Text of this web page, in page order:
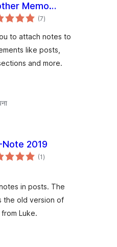
Memo
(7एकूण
मूल्यांकन
)
to attach notes to
like posts,
and more.
Note 2019
(1एकूण
मूल्यांकन
)
in posts. The
the old version of
Luke.